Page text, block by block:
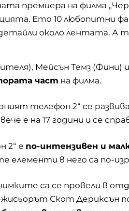
премиера на филма
Ето 10 любопитни
около лентата. А
Мейсън Темз (Фини)
част на филма.
телефон 2“ се развива
е на 17 години и се
2“ е по-интензивен и
елементи в него са по-
сa се провели в
Скот Дериксън